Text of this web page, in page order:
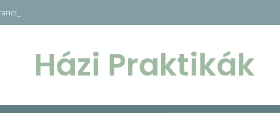
só, cukor és méz fantasztikus együttese rejti a kulcsot gyermeke
Házi Praktikák